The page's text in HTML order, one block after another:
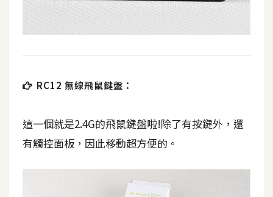
開
發
門
章
全
RC12 無線飛鼠鍵盤：
這一個就是2.4G的飛鼠鍵盤啦!除了有按鍵外，還
有觸控面板，因此移動超方便的。